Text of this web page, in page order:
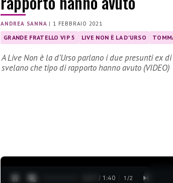
ANDREA SANNA | 1 FEBBRAIO 2021
GRANDE FRATELLO VIP 5 LIVE NON È LA D'URSO
A Live Non è la d’Urso parlano i due presunti ex
svelano che tipo di rapporto hanno avuto (VIDEO)
0:28 / 1:40 1 /2